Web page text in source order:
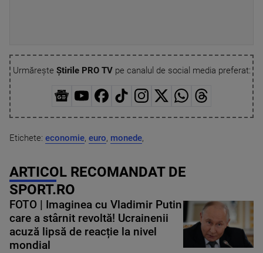
Urmărește Știrile PRO TVpe canalul de social media preferat:
Etichete: economie, euro, monede,
ARTICOL RECOMANDAT DE
SPORT.RO
FOTO | Imaginea cu Vladimir Putin
care a stârnit revoltă! Ucrainenii
acuză lipsă de reacție la nivel
mondial